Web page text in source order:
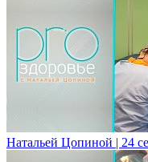
Натальей Цопиной | 24